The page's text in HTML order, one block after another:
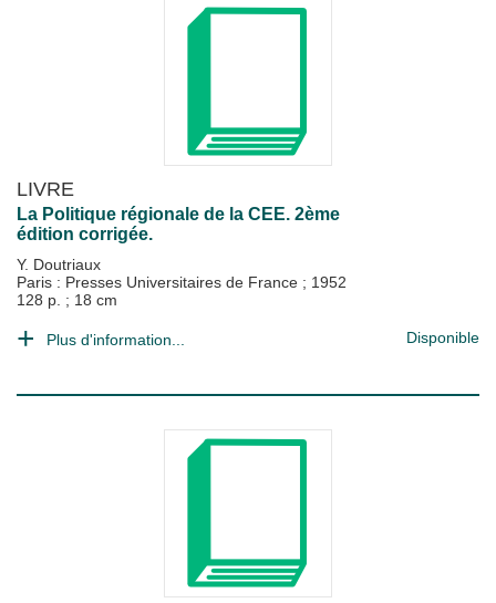
LIVRE
La Politique régionale de la CEE. 2ème
édition corrigée.
Y. Doutriaux
Paris : Presses Universitaires de France ; 1952
128 p. ; 18 cm
Plus d'information... Disponible